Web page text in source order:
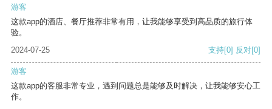
游客
这款app的酒店、餐厅推荐非常有用，让我能够享受到高品质的旅行体
验。
2024-07-25
支持[0] 反对[0]
游客
这款app的客服非常专业，遇到问题总是能够及时解决，让我能够安心工
作。